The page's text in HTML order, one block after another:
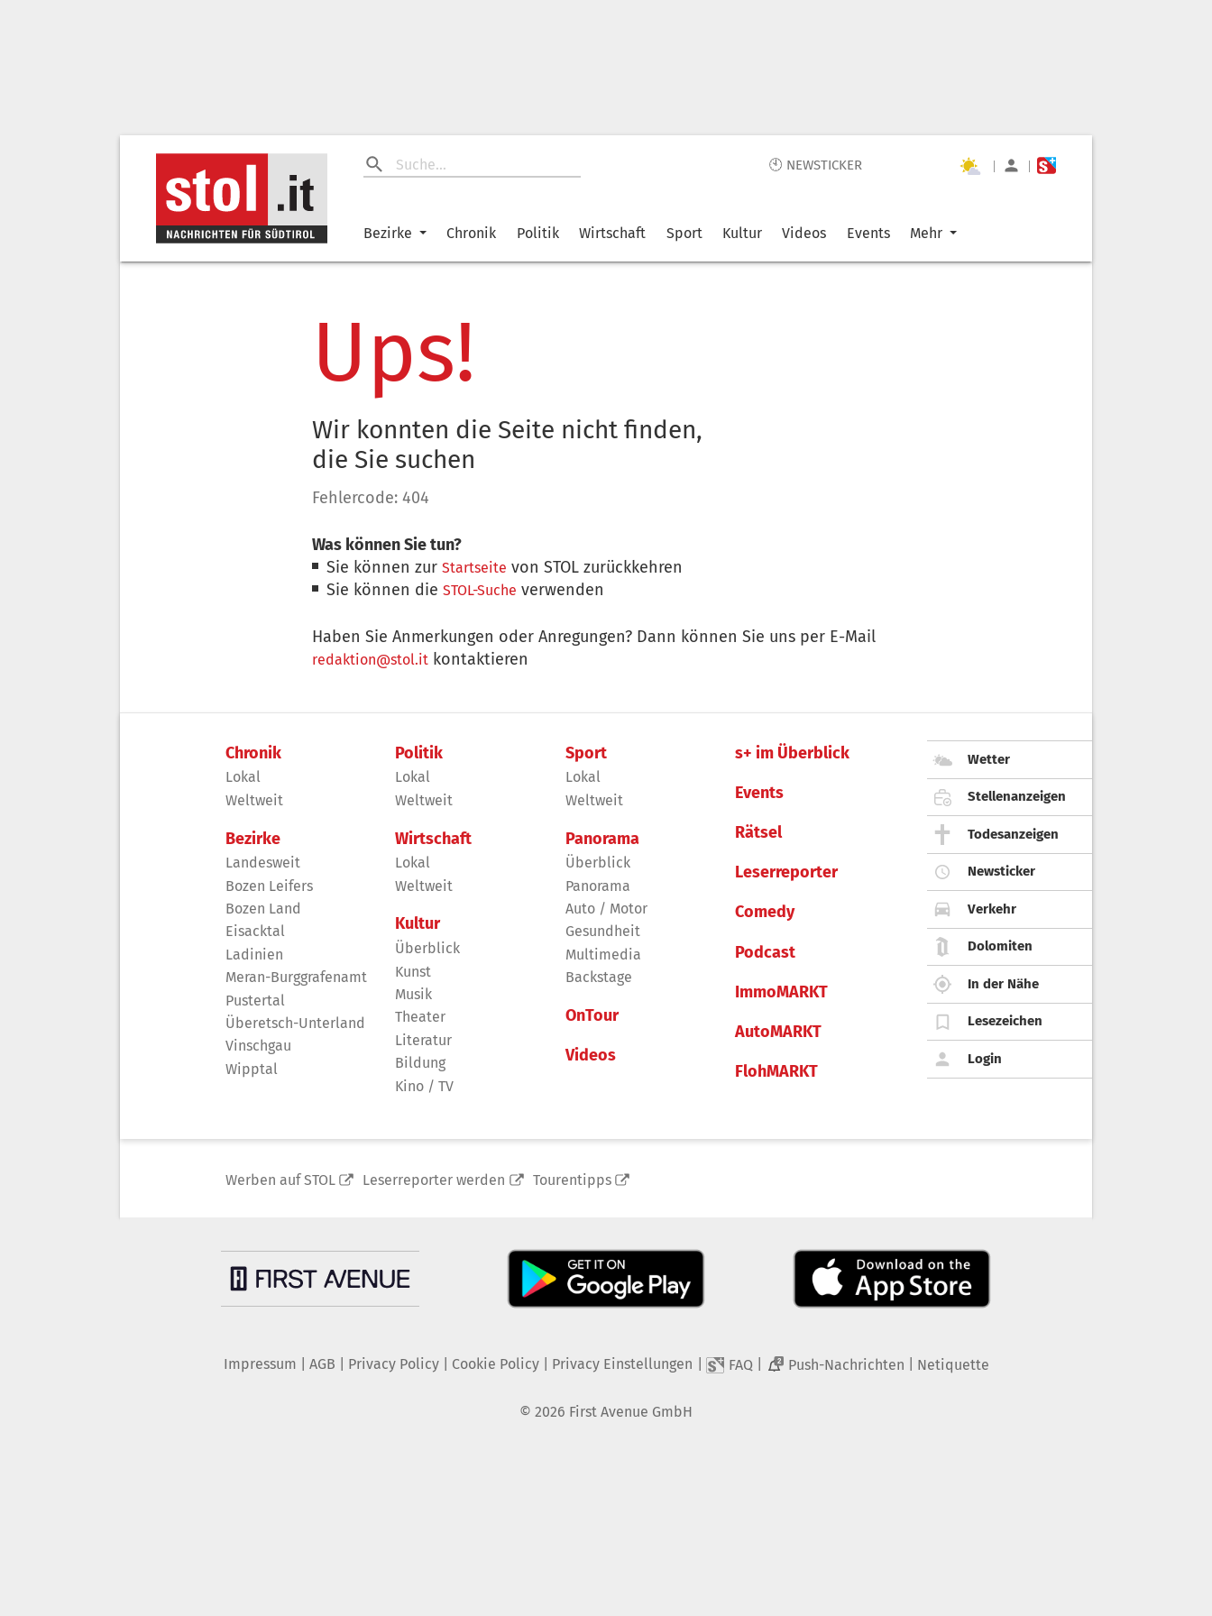
🕙 NEWSTICKER | |
Bezirke Chronik Politik Wirtschaft Sport Kultur Videos Events Mehr
Ups!
Wir konnten die Seite nicht finden,
die Sie suchen
Fehlercode: 404
Was können Sie tun?
Sie können zurStartseite von STOL zurückkehren
Sie können dieSTOL-Suche verwenden
Haben Sie Anmerkungen oder Anregungen? Dann können Sie uns per E-Mail
redaktion@stol.it kontaktieren
Chronik
Lokal
Weltweit
Bezirke
Landesweit
Bozen Leifers
Bozen Land
Eisacktal
Ladinien
Meran-Burggrafenamt
Pustertal
Überetsch-Unterland
Vinschgau
Wipptal
Politik
Lokal
Weltweit
Wirtschaft
Lokal
Weltweit
Kultur
Überblick
Kunst
Musik
Theater
Literatur
Bildung
Kino / TV
Sport
Lokal
Weltweit
Panorama
Überblick
Panorama
Auto / Motor
Gesundheit
Multimedia
Backstage
OnTour
Videos
s+ im Überblick
Events
Rätsel
Leserreporter
Comedy
Podcast
ImmoMARKT
AutoMARKT
FlohMARKT
Wetter
Stellenanzeigen
Todesanzeigen
Newsticker
Verkehr
Dolomiten
In der Nähe
Lesezeichen
Login
Werben auf STOL Leserreporter werden Tourentipps
Impressum AGB Privacy Policy| Cookie Policy| Privacy Einstellungen FAQ 2 Push-Nachrichten Netiquette
© 2026 First Avenue GmbH